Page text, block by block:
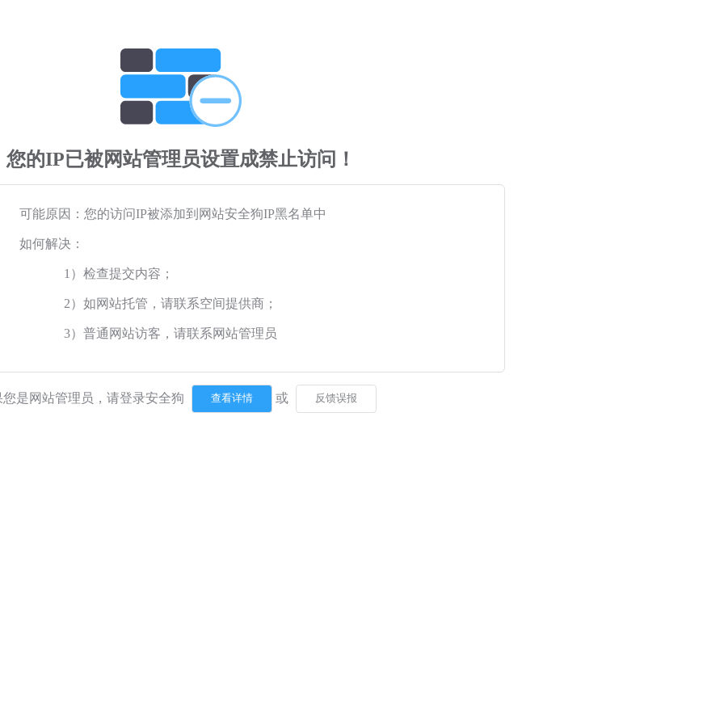
您的IP已被网站管理员设置成禁止访问！
可能原因：您的访问IP被添加到网站安全狗IP黑名单中
如何解决：
1）检查提交内容；
2）如网站托管，请联系空间提供商；
3）普通网站访客，请联系网站管理员
您是网站管理员，请登录安全狗 或